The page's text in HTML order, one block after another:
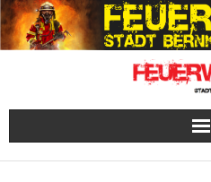
Skip
to
content